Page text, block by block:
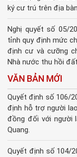
ký cư trú trên địa
Nghị quyết số 05/
tỉnh quy định mức
định cư và cưỡng
Nhà nước thu hồi
VĂN BẢN MỚI
Quyết định số 106/
định hỗ trợ người
đồng đối với người
Quang.
Quyết định số 104/